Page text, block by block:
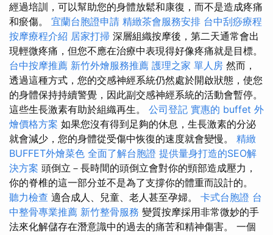
經過培訓，可以幫助您的身體放鬆和康復，而不是造成疼痛
和瘀傷。 宜蘭台胞證申請 精緻茶會服務安排 台中刮痧療程
按摩療程介紹 居家打掃 深層組織按摩後，第二天通常會出
現輕微疼痛，但您不應在治療中表現得好像疼痛就是目標。
台中按摩推薦 新竹外燴服務推薦 護理之家 單人房 然而，
透過這種方式，您的交感神經系統仍然處於開啟狀態，使您
的身體保持持續警覺，因此副交感神經系統的活動會暫停。
這些生長激素有助於組織再生。 公司登記 實惠的 buffet 外
燴價格方案 如果您沒有得到足夠的休息，生長激素的分泌
就會減少，您的身體從受傷中恢復的速度就會變慢。 精緻
BUFFET外燴菜色 全面了解台胞證 提供量身打造的SEO解
決方案 頭倒立－長時間的頭倒立會對你的頸部造成壓力，
你的脊椎的這一部分並不是為了支撐你的體重而設計的。
聽力檢查 適合成人、兒童、老人甚至孕婦。 卡式台胞證 台
中整骨專業推薦 新竹整骨服務 變質按摩採用非常微妙的手
法來化解儲存在潛意識中的過去的痛苦和精神傷害。 一個